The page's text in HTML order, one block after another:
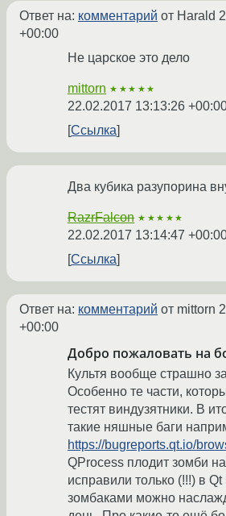
Ответ на: комментарий от Harald
+00:00
Не царское это дело
mittorn ★★★★★
22.02.2017 13:13:26
Ссылка
Два кубика разупорина
RazrFalcon ★★★★★
22.02.2017 13:14:47
Ссылка
Ответ на: комментарий от mittorn
+00:00
Добро пожаловать на
Культя вообще страшно
Особенно те части,
тестят виндузятники. В
такие няшные баги
https://bugreports.qt.io/
QProcess плодит зомби
исправили только (!!!) в
зомбаками можно